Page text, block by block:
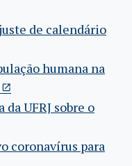
de calendário
humana na
UFRJ sobre o
coronavírus para